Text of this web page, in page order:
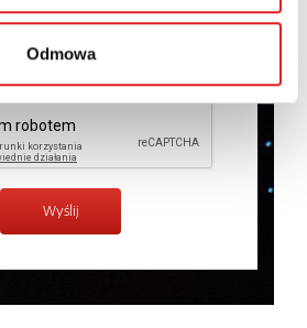
Odmowa
treściąPolityki Prywatności